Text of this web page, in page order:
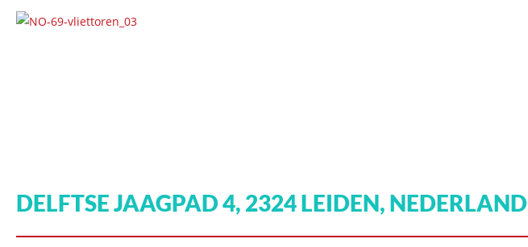
DELFTSE JAAGPAD 4, 2324 LEIDEN, NEDERLAND